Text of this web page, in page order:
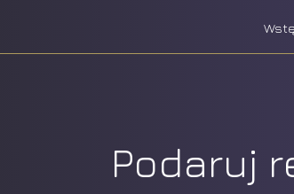
Podaruj